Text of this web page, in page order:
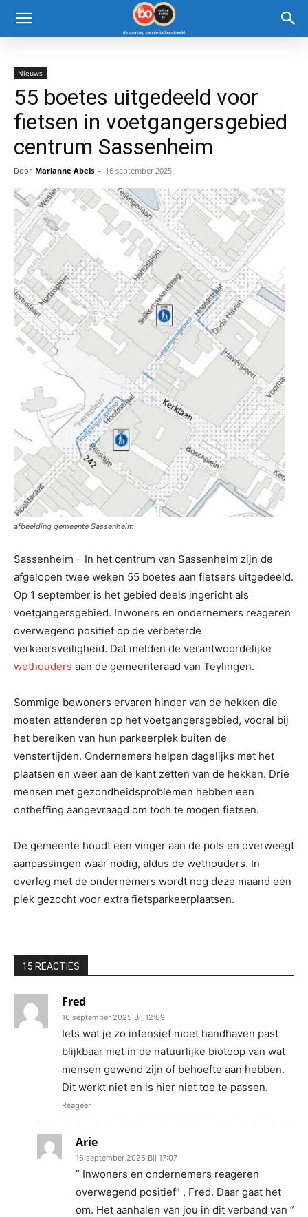
Nieuws
55 boetes uitgedeeld voor
fietsen in voetgangersgebied
centrum Sassenheim
Door Marianne Abels - 16 september 2025
afbeelding gemeente Sassenheim
Sassenheim – In het centrum van Sassenheim zijn de
afgelopen twee weken 55 boetes aan fietsers uitgedeeld.
Op 1 september is het gebied deels ingericht als
voetgangersgebied. Inwoners en ondernemers reageren
overwegend positief op de verbeterde
verkeersveiligheid. Dat melden de verantwoordelijke
wethouders aan de gemeenteraad van Teylingen.
Sommige bewoners ervaren hinder van de hekken die
moeten attenderen op het voetgangersgebied, vooral bij
het bereiken van hun parkeerplek buiten de
venstertijden. Ondernemers helpen dagelijks met het
plaatsen en weer aan de kant zetten van de hekken. Drie
mensen met gezondheidsproblemen hebben een
ontheffing aangevraagd om toch te mogen fietsen.
De gemeente houdt een vinger aan de pols en overweegt
aanpassingen waar nodig, aldus de wethouders. In
overleg met de ondernemers wordt nog deze maand een
plek gezocht voor extra fietsparkeerplaatsen.
15 REACTIES
Fred
16 september 2025 Bij 12:09
Iets wat je zo intensief moet handhaven past
blijkbaar niet in de natuurlijke biotoop van wat
mensen gewend zijn of behoefte aan hebben.
Dit werkt niet en is hier niet toe te passen.
Reageer
Arie
16 september 2025 Bij 17:07
” Inwoners en ondernemers reageren
overwegend positief” , Fred. Daar gaat het
om. Het aanhalen van jou in dit verband van ”